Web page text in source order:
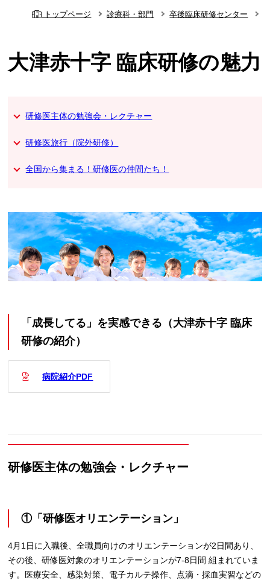
トップページ 診療科・部門 卒後臨床研修センター
大津赤十字 臨床研修の魅力
研修医主体の勉強会・レクチャー
研修医旅行（院外研修）
全国から集まる！研修医の仲間たち！
「成長してる」を実感できる（大津赤十字 臨床
研修の紹介）
病院紹介PDF
研修医主体の勉強会・レクチャー
①「研修医オリエンテーション」
4月1日に入職後、全職員向けのオリエンテーションが2日間あり、
その後、研修医対象のオリエンテーションが7-8日間 組まれていま
す。医療安全、感染対策、電子カルテ操作、点滴・採血実習などの